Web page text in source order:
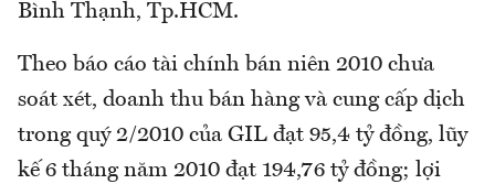
Bình Thạnh, Tp.HCM.
Theo báo cáo tài chính bán niên 2010 chưa
soát xét, doanh thu bán hàng và cung cấp dịch
trong quý 2/2010 của GIL đạt 95,4 tỷ đồng, lũy
kế 6 tháng năm 2010 đạt 194,76 tỷ đồng; lợi